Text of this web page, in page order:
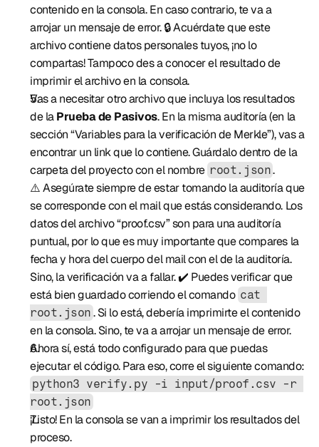
contenido en la consola. En caso contrario, te va a
arrojar un mensaje de error. 🔒 Acuérdate que este
archivo contiene datos personales tuyos, ¡no lo
compartas! Tampoco des a conocer el resultado de
imprimir el archivo en la consola.
Vas a necesitar otro archivo que incluya los resultados
de la Prueba de Pasivos. En la misma auditoría (en la
sección “Variables para la verificación de Merkle”), vas a
encontrar un link que lo contiene. Guárdalo dentro de la
carpeta del proyecto con el nombre root.json.
⚠️ Asegúrate siempre de estar tomando la auditoría que
se corresponde con el mail que estás considerando. Los
datos del archivo “proof.csv” son para una auditoría
puntual, por lo que es muy importante que compares la
fecha y hora del cuerpo del mail con el de la auditoría.
Sino, la verificación va a fallar. ✔️ Puedes verificar que
está bien guardado corriendo el comando cat
root.json . Si lo está, debería imprimirte el contenido
en la consola. Sino, te va a arrojar un mensaje de error.
Ahora sí, está todo configurado para que puedas
python3 verify.py -i input/proof.csv -r
root.json
¡Listo! En la consola se van a imprimir los resultados del
proceso.